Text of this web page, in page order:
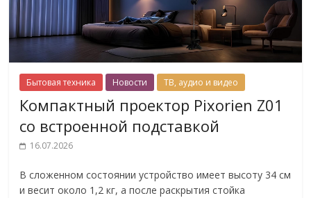
Бытовая техника Новости ТВ, аудио и видео
Компактный проектор Pixorien Z01
со встроенной подставкой
16.07.2026
В сложенном состоянии устройство имеет высоту 34 см
и весит около 1,2 кг, а после раскрытия стойка